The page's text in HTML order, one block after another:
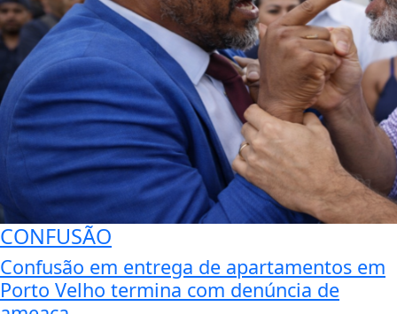
CONFUSÃO
Confusão em entrega de apartamentos em
Porto Velho termina com denúncia de